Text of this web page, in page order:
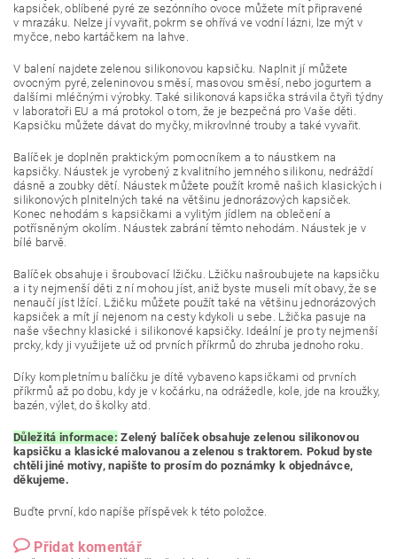
kapsiček, oblíbené pyré ze sezónního ovoce můžete mít připravené
v mrazáku. Nelze jí vyvařit, pokrm se ohřívá ve vodní lázni, lze mýt v
myčce, nebo kartáčkem na lahve.
V balení najdete zelenou silikonovou kapsičku. Naplnit jí můžete
ovocným pyré, zeleninovou směsí, masovou směsí, nebo jogurtem a
dalšími mléčnými výrobky. Také silikonová kapsička strávila čtyři týdny
v laboratoři EU a má protokol o tom, že je bezpečná pro Vaše děti.
Kapsičku můžete dávat do myčky, mikrovlnné trouby a také vyvařit.
Balíček je doplněn praktickým pomocníkem a to náustkem na
kapsičky. Náustek je vyrobený z kvalitního jemného silikonu, nedráždí
dásně a zoubky dětí. Náustek můžete použít kromě našich klasických i
silikonových plnitelných také na většinu jednorázových kapsiček.
Konec nehodám s kapsičkami a vylitým jídlem na oblečení a
potřísněným okolím. Náustek zabrání těmto nehodám. Náustek je v
bílé barvě.
Balíček obsahuje i šroubovací lžičku. Lžičku našroubujete na kapsičku
a i ty nejmenší děti z ní mohou jíst, aniž byste museli mít obavy, že se
nenaučí jíst lžící. Lžičku můžete použít také na většinu jednorázových
kapsiček a mít jí nejenom na cesty kdykoli u sebe. Lžička pasuje na
naše všechny klasické i silikonové kapsičky. Ideální je pro ty nejmenší
prcky, kdy ji využijete už od prvních příkrmů do zhruba jednoho roku.
Díky kompletnímu balíčku je dítě vybaveno kapsičkami od prvních
příkrmů až po dobu, kdy je v kočárku, na odrážedle, kole, jde na kroužky,
bazén, výlet, do školky atd.
Důležitá informace: Zelený balíček obsahuje zelenou silikonovou
kapsičku a klasické malovanou a zelenou s traktorem. Pokud byste
chtěli jiné motivy, napište to prosím do poznámky k objednávce,
děkujeme.
Buďte první, kdo napíše příspěvek k této položce.
Přidat komentář